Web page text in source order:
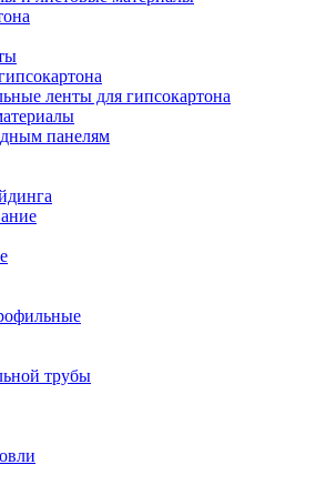
ленты для гипсокартона
панелям
трубы